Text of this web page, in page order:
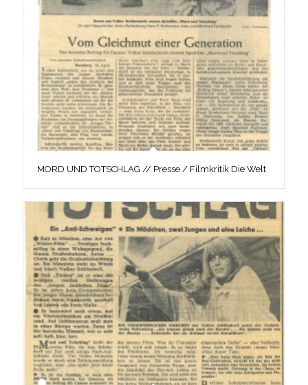
MORD UND TOTSCHLAG // Presse / Filmkritik Die Welt